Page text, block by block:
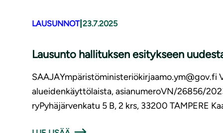
LAUSUNNOT| 23.7.2025
Lausunto hallituksen esitykseen
alueidenkäyttölaista, asianumeroVN/26856/
ryPyhäjärvenkatu 5 B, 2 krs, 33200 TAMPERE